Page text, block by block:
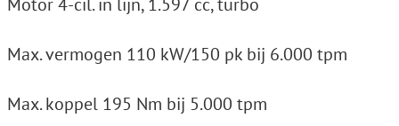
Max. vermogen 110 kW/150 pk bij 6.000 tpm
Max. koppel 195 Nm bij 5.000 tpm